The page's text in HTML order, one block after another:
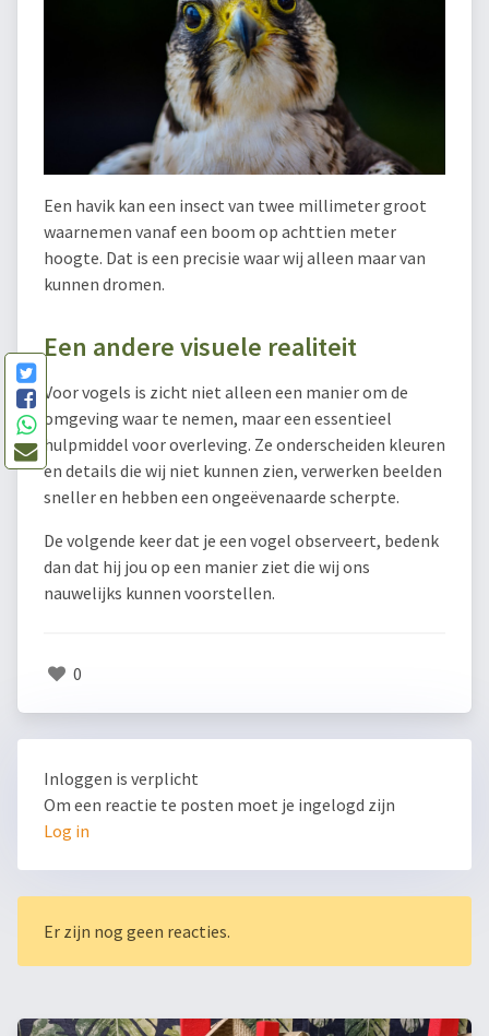
Een havik kan een insect van twee millimeter groot
waarnemen vanaf een boom op achttien meter
hoogte. Dat is een precisie waar wij alleen maar van
kunnen dromen.
Een andere visuele realiteit
Voor vogels is zicht niet alleen een manier om de
omgeving waar te nemen, maar een essentieel
hulpmiddel voor overleving. Ze onderscheiden kleuren
en details die wij niet kunnen zien, verwerken beelden
sneller en hebben een ongeëvenaarde scherpte.
De volgende keer dat je een vogel observeert, bedenk
dan dat hij jou op een manier ziet die wij ons
nauwelijks kunnen voorstellen.
0
Inloggen is verplicht
Om een reactie te posten moet je ingelogd zijn
Log in
Er zijn nog geen reacties.